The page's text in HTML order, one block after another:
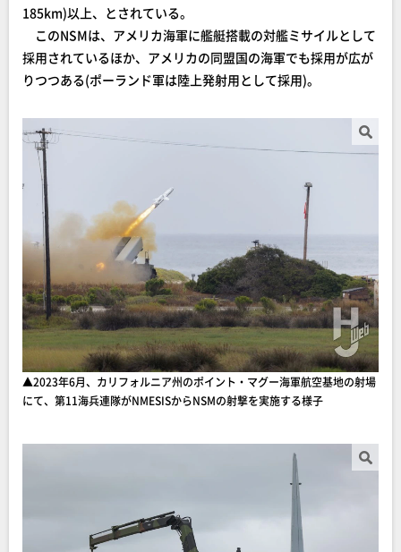
185km)以上、とされている。
このNSMは、アメリカ海軍に艦艇搭載の対艦ミサイルとして
採用されているほか、アメリカの同盟国の海軍でも採用が広が
りつつある(ポーランド軍は陸上発射用として採用)。
▲2023年6月、カリフォルニア州のポイント・マグー海軍航空基地の射場
にて、第11海兵連隊がNMESISからNSMの射撃を実施する様子